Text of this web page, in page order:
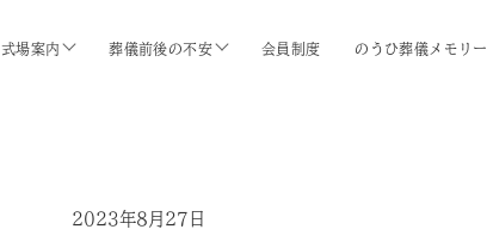
式場案内 葬儀前後の不安 会員制度 のうひ葬儀メモリー
2023年8月27日